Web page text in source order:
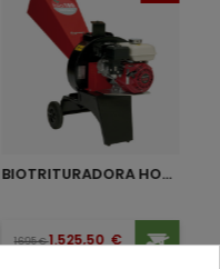
BIOTRITURADORA HONDA BIO 180
Precio base
1695€Precio
1.525,50 €